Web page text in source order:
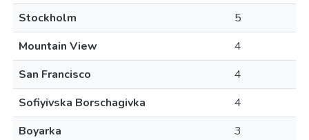
Stockholm
5
Mountain View
4
San Francisco
4
Sofiyivska Borschagivka
4
Boyarka
3